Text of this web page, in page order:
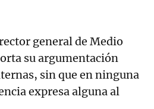
general de Medio
su argumentación
sin que en ninguna
expresa alguna al